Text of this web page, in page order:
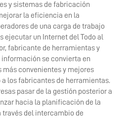
y sistemas de fabricación
la eficiencia en la
de una carga de trabajo
ejecutar un Internet del Todo al
fabricante de herramientas y
información se convierta en
convenientes y mejores
los fabricantes de herramientas.
pasar de la gestión posterior a
hacia la planificación de la
del intercambio de